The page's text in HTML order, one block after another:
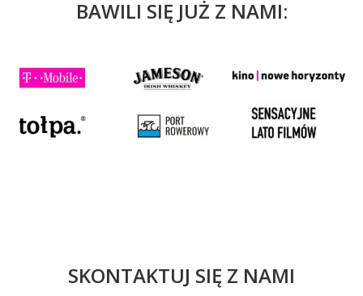
BAWILI SIĘ JUŻ Z NAMI:
SKONTAKTUJ SIĘ Z NAMI